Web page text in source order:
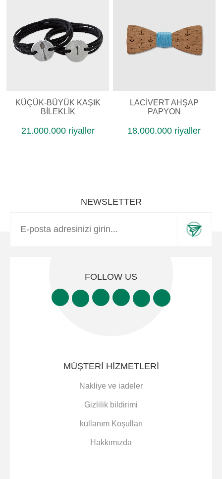
KÜÇÜK-BÜYÜK KAŞIK
BILEKLIK
21.000.000 riyaller
LACIVERT AHŞAP
PAPYON
18.000.000 riyaller
NEWSLETTER
FOLLOW US
MÜŞTERI HIZMETLERI
Nakliye ve iadeler
Gizlilik bildirimi
kullanım Koşulları
Hakkımızda